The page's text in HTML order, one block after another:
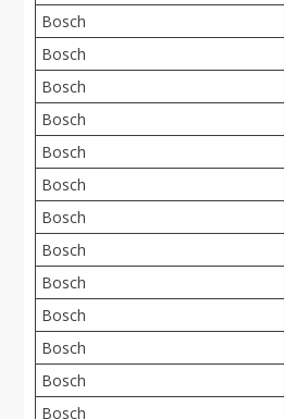
Bosch
Bosch
Bosch
Bosch
Bosch
Bosch
Bosch
Bosch
Bosch
Bosch
Bosch
Bosch
Bosch